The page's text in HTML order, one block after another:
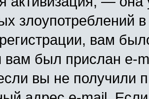
злоупотреблений
вам
вам был прислан e-
вы не получили